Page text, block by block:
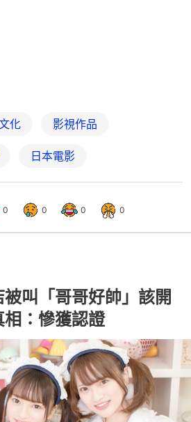
化 影視作品
日本電影
0 0 0 0
叫「哥哥好帥」該開
：慘獲認證